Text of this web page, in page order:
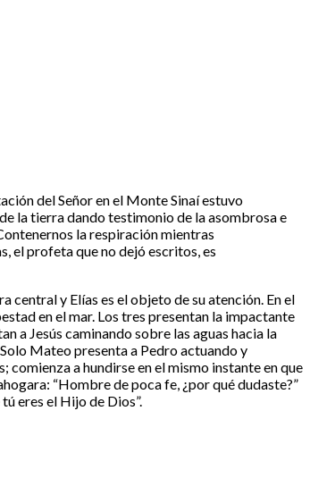
del Señor en el Monte Sinaí estuvo
la tierra dando testimonio de la asombrosa e
la respiración mientras
el profeta que no dejó escritos, es
central y Elías es el objeto de su atención. En el
en el mar. Los tres presentan la impactante
a Jesús caminando sobre las aguas hacia la
Mateo presenta a Pedro actuando y
comienza a hundirse en el mismo instante en que
“Hombre de poca fe, ¿por qué dudaste?”
eres el Hijo de Dios”.